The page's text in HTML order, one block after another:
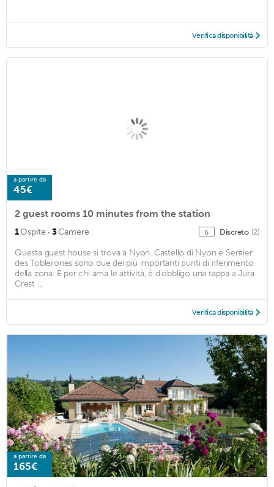
Verifica disponibilità
a partire da
45€
2 guest rooms 10 minutes from the station
1Ospite · 3Camere 6 Discreto (2)
Questa guest house si trova a Nyon. Castello di Nyon e Sentier
des Toblerones sono due dei più importanti punti di riferimento
della zona. E per chi ama le attività, è d'obbligo una tappa a Jura
Crest ...
Verifica disponibilità
a partire da
165€